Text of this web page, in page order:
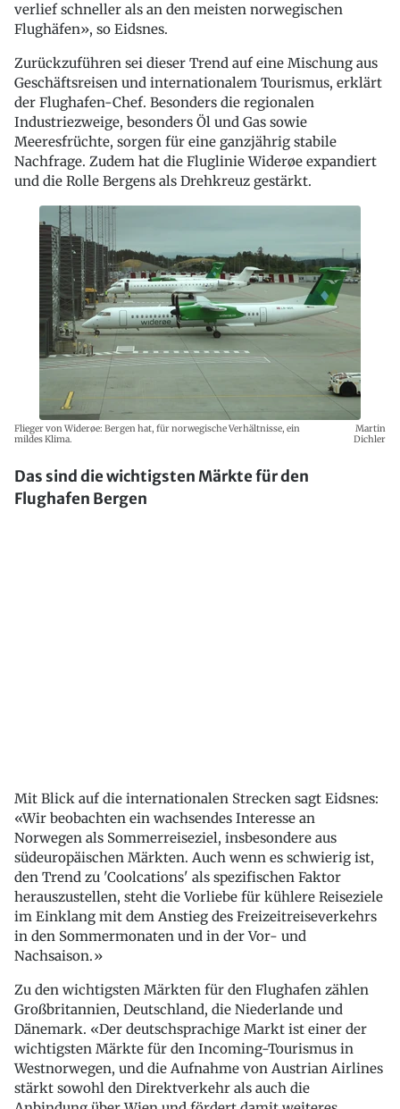
verlief schneller als an den meisten norwegischen
Flughäfen», so Eidsnes.
Zurückzuführen sei dieser Trend auf eine Mischung aus
Geschäftsreisen und internationalem Tourismus, erklärt
der Flughafen-Chef. Besonders die regionalen
Industriezweige, besonders Öl und Gas sowie
Meeresfrüchte, sorgen für eine ganzjährig stabile
Nachfrage. Zudem hat die Fluglinie Widerøe expandiert
und die Rolle Bergens als Drehkreuz gestärkt.
Flieger von Widerøe: Bergen hat, für norwegische Verhältnisse, ein
mildes Klima.
Martin
Dichler
Das sind die wichtigsten Märkte für den
Flughafen Bergen
Mit Blick auf die internationalen Strecken sagt Eidsnes:
«Wir beobachten ein wachsendes Interesse an
Norwegen als Sommerreiseziel, insbesondere aus
südeuropäischen Märkten. Auch wenn es schwierig ist,
den Trend zu 'Coolcations' als spezifischen Faktor
herauszustellen, steht die Vorliebe für kühlere Reiseziele
im Einklang mit dem Anstieg des Freizeitreiseverkehrs
in den Sommermonaten und in der Vor- und
Nachsaison.»
Zu den wichtigsten Märkten für den Flughafen zählen
Großbritannien, Deutschland, die Niederlande und
Dänemark. «Der deutschsprachige Markt ist einer der
wichtigsten Märkte für den Incoming-Tourismus in
Westnorwegen, und die Aufnahme von Austrian Airlines
stärkt sowohl den Direktverkehr als auch die